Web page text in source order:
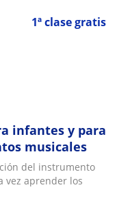
1ª clase gratis
infantes y para
musicales
del instrumento
vez aprender los